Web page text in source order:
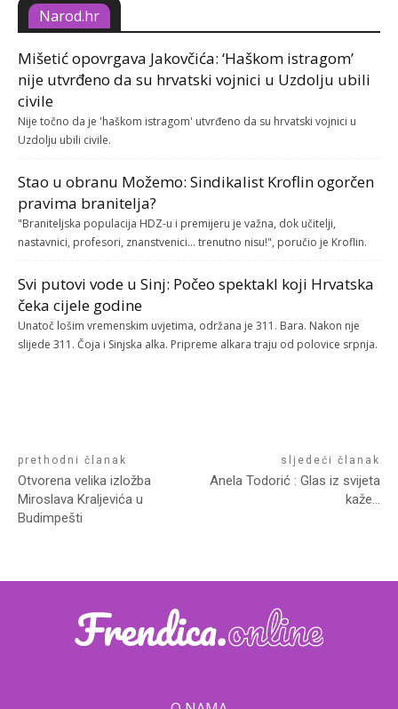
Narod.hr
Mišetić opovrgava Jakovčića: ‘Haškom istragom’
nije utvrđeno da su hrvatski vojnici u Uzdolju ubili
civile
Nije točno da je 'haškom istragom' utvrđeno da su hrvatski vojnici u
Uzdolju ubili civile.
Stao u obranu Možemo: Sindikalist Kroflin ogorčen
pravima branitelja?
"Braniteljska populacija HDZ-u i premijeru je važna, dok učitelji,
nastavnici, profesori, znanstvenici... trenutno nisu!", poručio je Kroflin.
Svi putovi vode u Sinj: Počeo spektakl koji Hrvatska
čeka cijele godine
Unatoč lošim vremenskim uvjetima, održana je 311. Bara. Nakon nje
slijede 311. Čoja i Sinjska alka. Pripreme alkara traju od polovice srpnja.
prethodni članak
Otvorena velika izložba
Miroslava Kraljevića u
Budimpešti
sljedeći članak
Anela Todorić : Glas iz svijeta
kaže…